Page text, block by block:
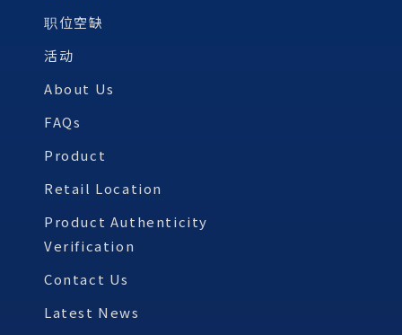
职位空缺
活动
About Us
FAQs
Product
Retail Location
Product Authenticity
Verification
Contact Us
Latest News